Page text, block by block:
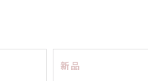
新品